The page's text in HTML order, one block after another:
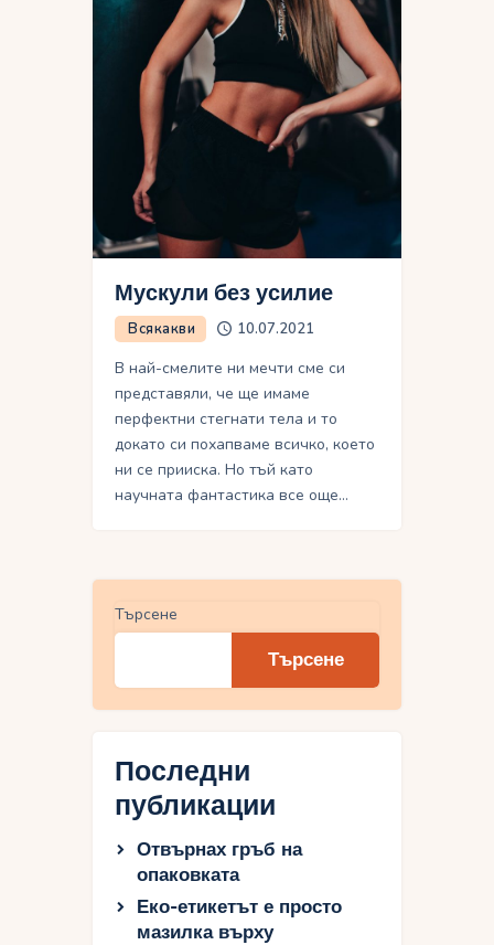
Мускули без усилие
Всякакви 10.07.2021
В най-смелите ни мечти сме си
представяли, че ще имаме
перфектни стегнати тела и то
докато си похапваме всичко, което
ни се прииска. Но тъй като
научната фантастика все още…
Търсене
Търсене
Последни
публикации
Отвърнах гръб на
опаковката
Еко-етикетът е просто
мазилка върху